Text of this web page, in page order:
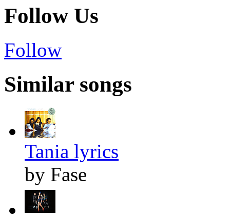
Follow Us
Follow
Similar songs
Tania lyrics
by Fase